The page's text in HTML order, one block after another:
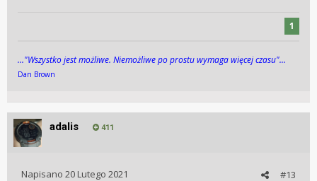
1
..."Wszys­tko jest możli­we. Niemożli­we po pros­tu wy­maga więcej cza­su"...
Dan Brown
adalis 411
#13
Napisano 20 Lutego 2021